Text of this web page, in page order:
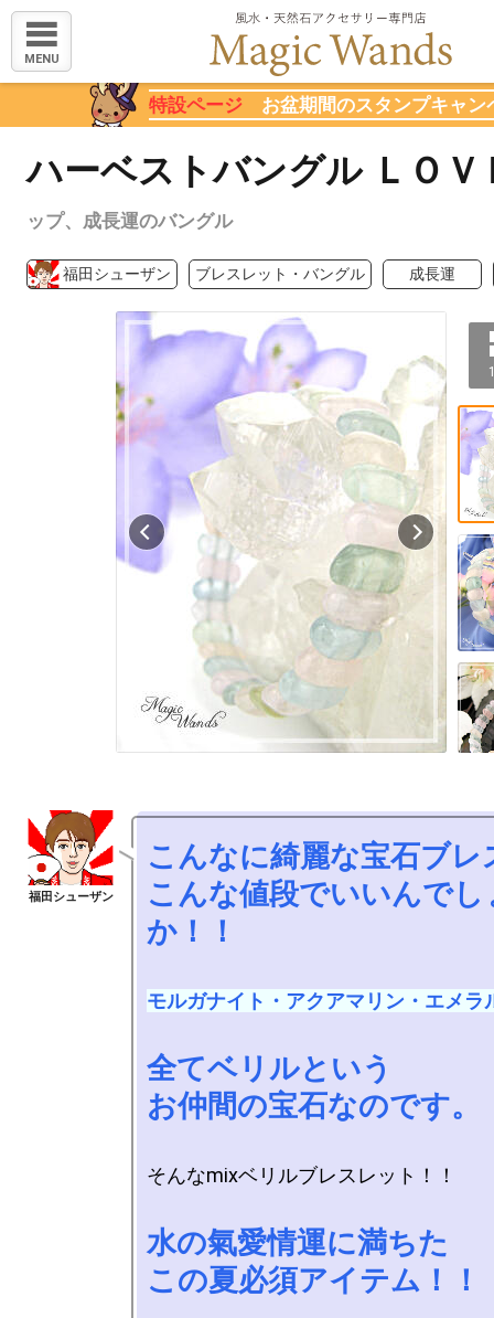
MENU
特設ページ お盆期間のスタンプキャン
ハーベストバングル ＬＯＶ
ップ、成長運のバングル
福田シューザン ブレスレット・バングル 成長運
こんなに綺麗な宝石ブレスが
こんな値段でいいんでし
か！！
モルガナイト・アクアマリン・エメラ
全てベリルという
お仲間の宝石なのです。
そんなmixベリルブレスレット！！
水の氣愛情運に満ちた
この夏必須アイテム！！